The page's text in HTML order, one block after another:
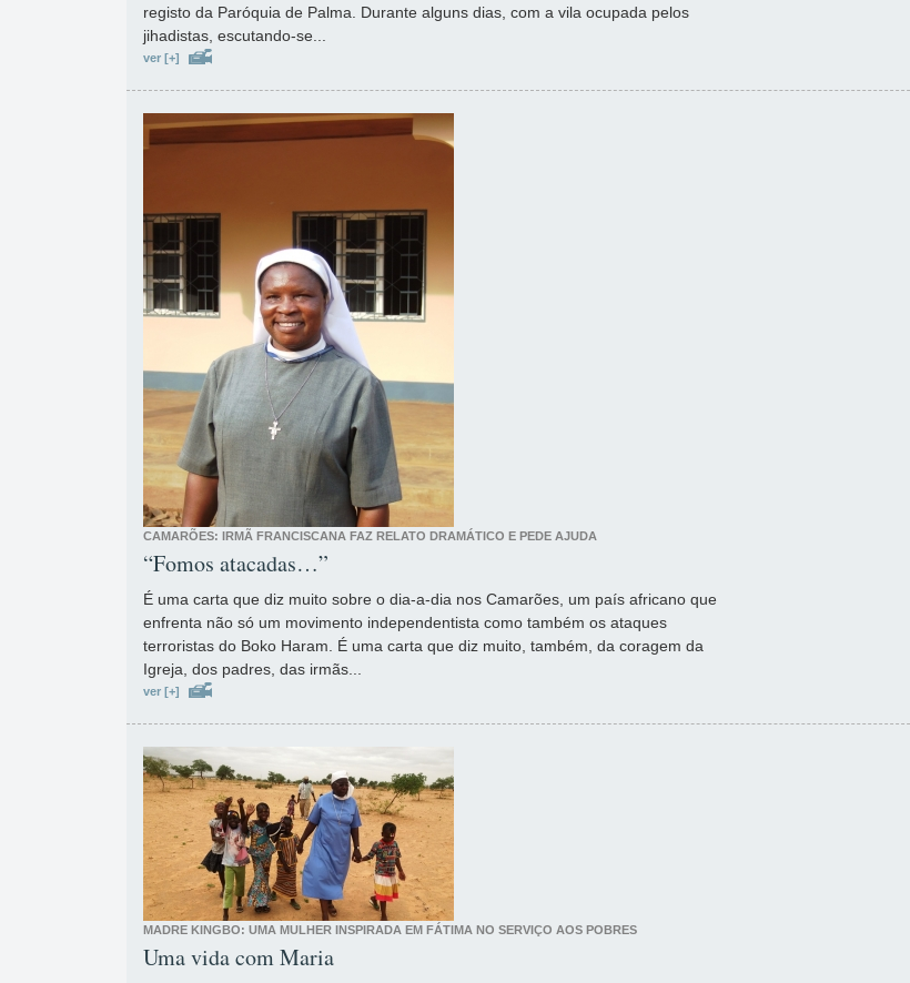
registo da Paróquia de Palma. Durante alguns dias, com a vila ocupada pelos
jihadistas, escutando-se...
ver [+]
CAMARÕES: IRMÃ FRANCISCANA FAZ RELATO DRAMÁTICO E PEDE AJUDA
“Fomos atacadas…”
É uma carta que diz muito sobre o dia-a-dia nos Camarões, um país africano que
enfrenta não só um movimento independentista como também os ataques
terroristas do Boko Haram. É uma carta que diz muito, também, da coragem da
Igreja, dos padres, das irmãs...
ver [+]
MADRE KINGBO: UMA MULHER INSPIRADA EM FÁTIMA NO SERVIÇO AOS POBRES
Uma vida com Maria